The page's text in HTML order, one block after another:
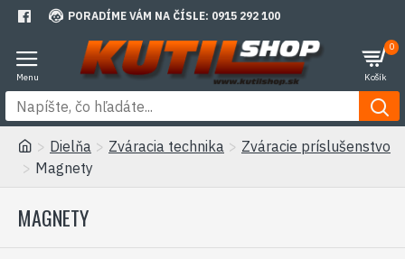
PORADÍME VÁM NA ČÍSLE: 0915 292 100
0
Dielňa Zváracia technika
Zváracie príslušenstvo
Magnety
MAGNETY